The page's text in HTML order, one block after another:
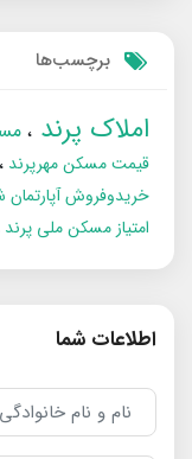
برچسب‌ها
املاک پرند
قیمت مسکن مهرپرند
خریدوفروش آپارتمان
امتیاز مسکن ملی پرند
اطلاعات شما